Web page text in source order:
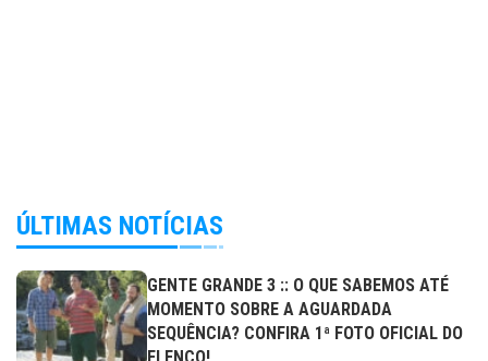
ÚLTIMAS NOTÍCIAS
GENTE GRANDE 3 :: O QUE SABEMOS ATÉ
MOMENTO SOBRE A AGUARDADA
SEQUÊNCIA? CONFIRA 1ª FOTO OFICIAL DO
ELENCO!